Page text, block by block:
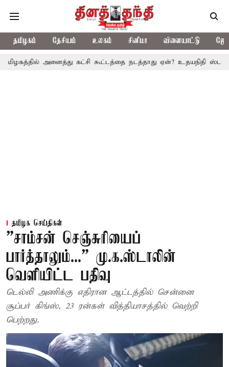
தமிழகம் தேசியம் உலகம் சினிமா விளையாட்டு
அனைத்து கட்சி கூட்டத்தை நடத்தாது ஏன்? உதயநிதி ஸ்டாலின் கேள்வி
தமிழக செய்திகள்
”சாம்சன் செஞ்சுரியைப்
பார்த்தாலும்...” மு.க.ஸ்டாலின்
வெளியிட்ட பதிவு
டெல்லி அணிக்கு எதிரான ஆட்டத்தில் சென்னை
சூப்பர் கிங்ஸ், 23 ரன்கள் வித்தியாசத்தில் வெற்றி
பெற்றது.